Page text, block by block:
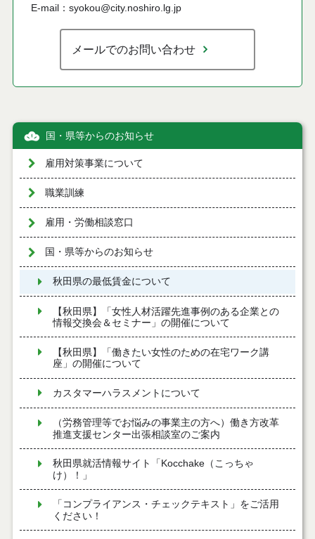
E-mail：syokou@city.noshiro.lg.jp
メールでのお問い合わせ
国・県等からのお知らせ
雇用対策事業について
職業訓練
雇用・労働相談窓口
国・県等からのお知らせ
秋田県の最低賃金について
【秋田県】「女性人材活躍先進事例のある企業との
情報交換会＆セミナー」の開催について
【秋田県】「働きたい女性のための在宅ワーク講
座」の開催について
カスタマーハラスメントについて
（労務管理等でお悩みの事業主の方へ）働き方改革
推進支援センター出張相談室のご案内
秋田県就活情報サイト「Kocchake（こっちゃ
け）！」
「コンプライアンス・チェックテキスト」をご活用
ください！